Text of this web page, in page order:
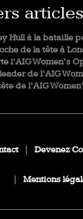
articles
Hull à la bataille
de la tête à
l’AIG Women’s
de l’AIG
de l’AIG
Devenez
Mentions